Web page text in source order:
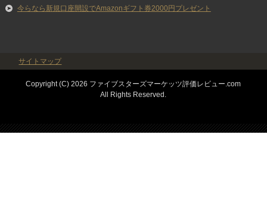
今らなら新規口座開設でAmazonギフト券2000円プレゼント
サイトマップ
Copyright (C) 2026 ファイブスターズマーケッツ評価レビュー.com
All Rights Reserved.